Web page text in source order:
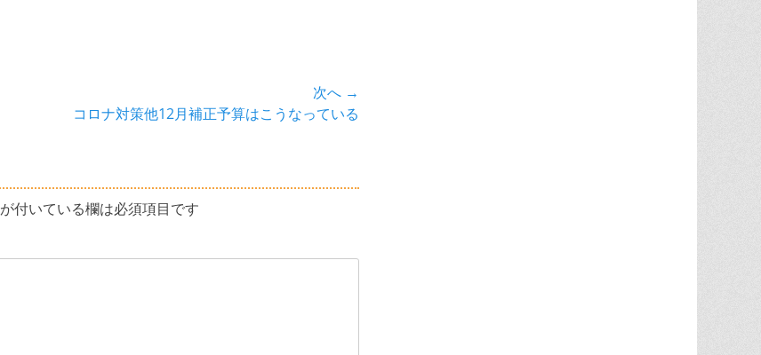
次へ →
コロナ対策他12月補正予算はこうなっている
が付いている欄は必須項目です